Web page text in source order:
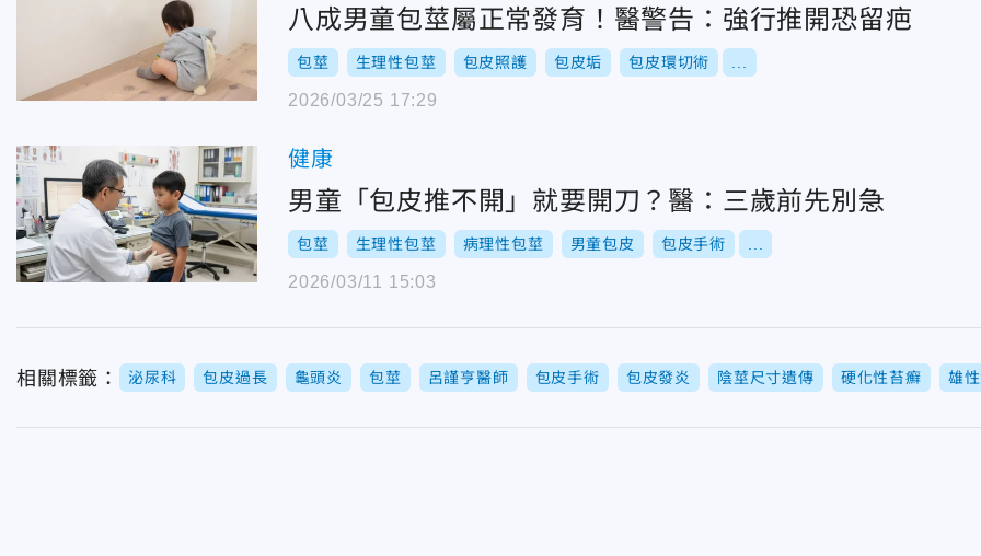
八成男童包莖屬正常發育！醫警告：強行推開恐留疤
包莖 生理性包莖 包皮照護 包皮垢 包皮環切術
2026/03/25 17:29
健康
男童「包皮推不開」就要開刀？醫：三歲前先別急
包莖 生理性包莖 病理性包莖 男童包皮 包皮手術
2026/03/11 15:03
相關標籤： 泌尿科 包皮過長 龜頭炎 包莖 呂謹亨醫師 包皮手術 包皮發炎 陰莖尺寸遺傳 硬化性苔癬 雄